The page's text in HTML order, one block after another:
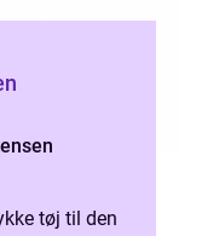
tøj til den